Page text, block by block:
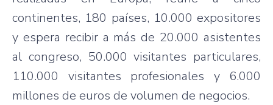
continentes, 180 países, 10.000 expositores
y espera recibir a más de 20.000 asistentes
al congreso, 50.000 visitantes particulares,
110.000 visitantes profesionales y 6.000
millones de euros de volumen de negocios.